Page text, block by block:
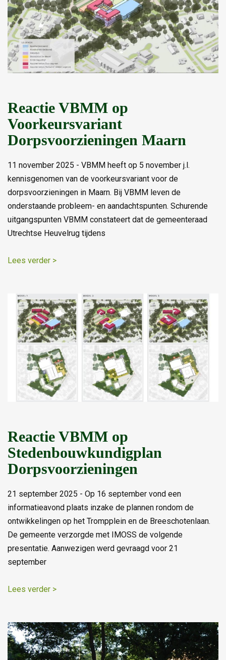
Reactie VBMM op
Voorkeursvariant
Dorpsvoorzieningen Maarn
11 november 2025 - VBMM heeft op 5 november j.l.
kennisgenomen van de voorkeursvariant voor de
dorpsvoorzieningen in Maarn. Bij VBMM leven de
onderstaande probleem- en aandachtspunten. Schurende
uitgangspunten VBMM constateert dat de gemeenteraad
Utrechtse Heuvelrug tijdens
Lees verder >
Reactie VBMM op
Stedenbouwkundigplan
Dorpsvoorzieningen
21 september 2025 - Op 16 september vond een
informatieavond plaats inzake de plannen rondom de
ontwikkelingen op het Trompplein en de Breeschotenlaan.
De gemeente verzorgde met IMOSS de volgende
presentatie. Aanwezigen werd gevraagd voor 21
september
Lees verder >